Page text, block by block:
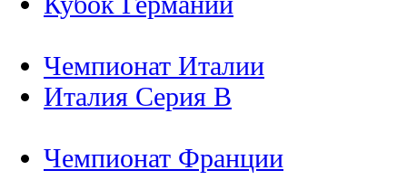
Чемпионат Италии
Италия Серия B
Чемпионат Франции